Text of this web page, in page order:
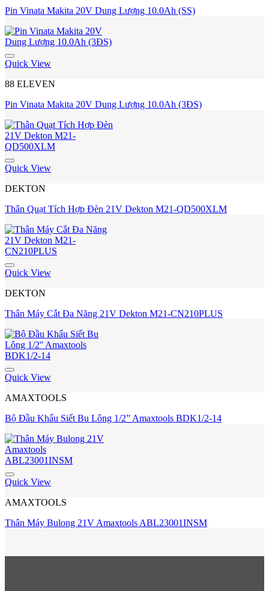
Pin Vinata Makita 20V Dung Lượng 10.0Ah (SS)
Quick View
88 ELEVEN
Pin Vinata Makita 20V Dung Lượng 10.0Ah (3ĐS)
Quick View
DEKTON
Thân Quạt Tích Hợp Đèn 21V Dekton M21-QD500XLM
Quick View
DEKTON
Thân Máy Cắt Đa Năng 21V Dekton M21-CN210PLUS
Quick View
AMAXTOOLS
Bộ Đầu Khẩu Siết Bu Lông 1/2” Amaxtools BDK1/2-14
Quick View
AMAXTOOLS
Thân Máy Bulong 21V Amaxtools ABL23001INSM